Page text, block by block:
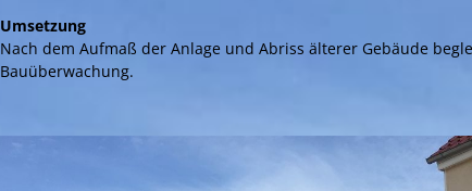
Umsetzung
Nach dem Aufmaß der Anlage und Abriss älterer Gebäude
Bauüberwachung.